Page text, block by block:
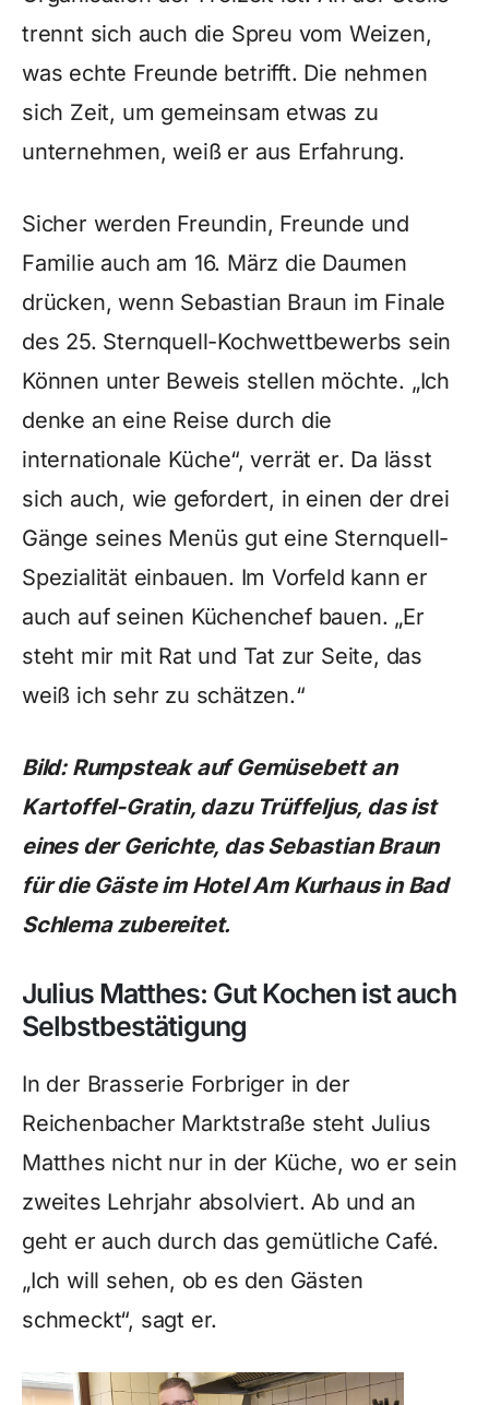
trennt sich auch die Spreu vom Weizen,
was echte Freunde betrifft. Die nehmen
sich Zeit, um gemeinsam etwas zu
unternehmen, weiß er aus Erfahrung.
Sicher werden Freundin, Freunde und
Familie auch am 16. März die Daumen
drücken, wenn Sebastian Braun im Finale
des 25. Sternquell-Kochwettbewerbs sein
Können unter Beweis stellen möchte. „Ich
denke an eine Reise durch die
internationale Küche“, verrät er. Da lässt
sich auch, wie gefordert, in einen der drei
Gänge seines Menüs gut eine Sternquell-
Spezialität einbauen. Im Vorfeld kann er
auch auf seinen Küchenchef bauen. „Er
steht mir mit Rat und Tat zur Seite, das
weiß ich sehr zu schätzen.“
Bild: Rumpsteak auf Gemüsebett an
Kartoffel-Gratin, dazu Trüffeljus, das ist
eines der Gerichte, das Sebastian Braun
für die Gäste im Hotel Am Kurhaus in Bad
Schlema zubereitet.
Julius Matthes: Gut Kochen ist auch
Selbstbestätigung
In der Brasserie Forbriger in der
Reichenbacher Marktstraße steht Julius
Matthes nicht nur in der Küche, wo er sein
zweites Lehrjahr absolviert. Ab und an
geht er auch durch das gemütliche Café.
„Ich will sehen, ob es den Gästen
schmeckt“, sagt er.